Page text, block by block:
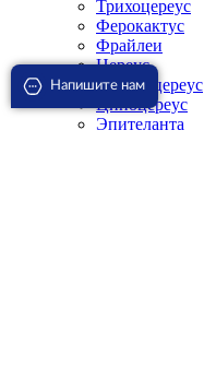
Трихоцереус
Ферокактус
Фрайлеи
Цереус
Цефалоцереус
Ципоцереус
Эпителанта
Напишите нам